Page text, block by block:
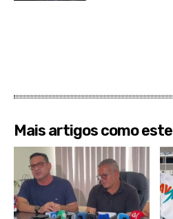
Mais artigos como este